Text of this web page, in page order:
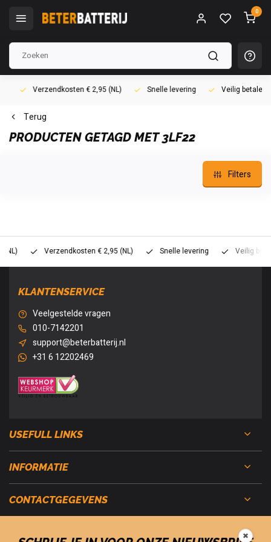
0
Verzendkosten € 2,95 (NL) Snelle levering Veilig betalen
Terug
PRODUCTEN GETAGD MET 3LF22
Filters
Verzendkosten € 2,95 (NL) Snelle levering Veilig betalen
KLANTENSERVICE
Veelgestelde vragen
010-7142201
support@beterbatterij.nl
+31 6 12202469
USEFULL LINKS
INFORMATIE
CONTACTGEGEVENS
✖